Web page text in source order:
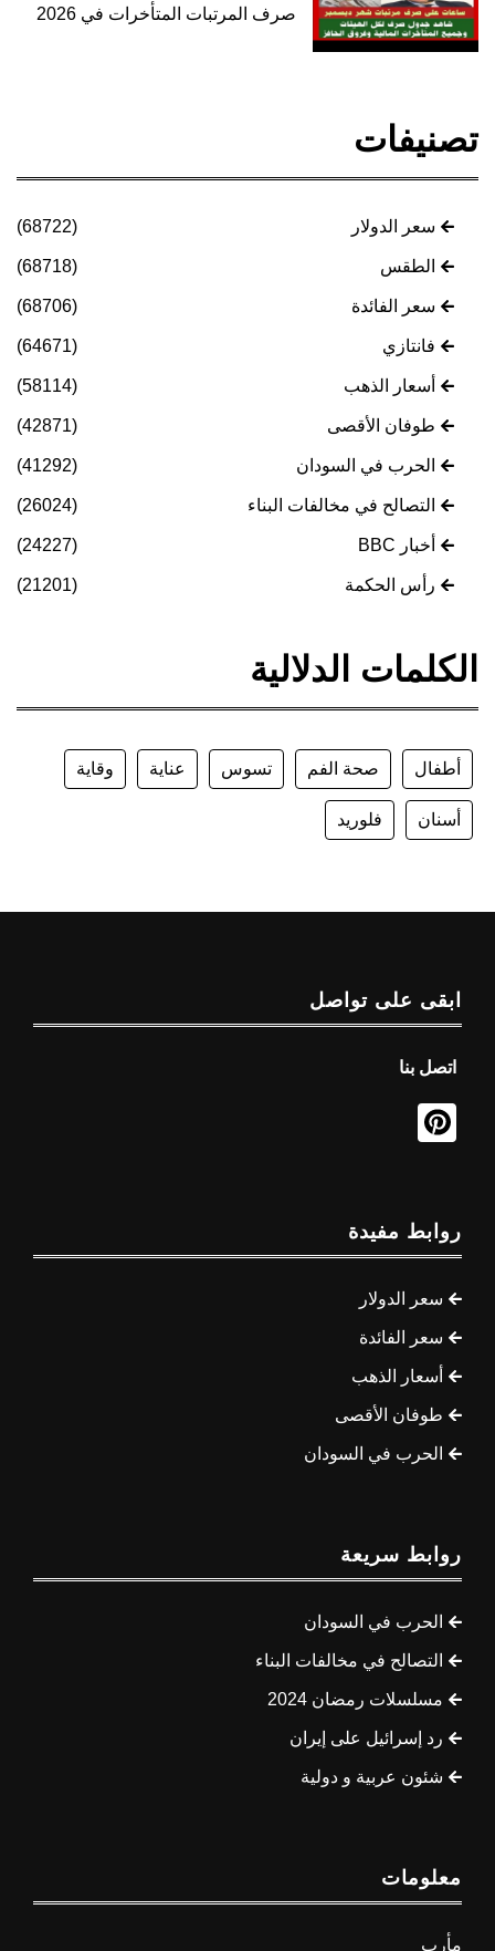
صرف المرتبات المتأخرات في 2026
تصنيفات
سعر الدولار (68722)
الطقس (68718)
سعر الفائدة (68706)
فانتازي (64671)
أسعار الذهب (58114)
طوفان الأقصى (42871)
الحرب في السودان (41292)
التصالح في مخالفات البناء (26024)
أخبار BBC (24227)
رأس الحكمة (21201)
الكلمات الدلالية
أطفال صحة الفم تسوس عناية وقاية
أسنان فلوريد
ابقى على تواصل
اتصل بنا
روابط مفيدة
سعر الدولار
سعر الفائدة
أسعار الذهب
طوفان الأقصى
الحرب في السودان
روابط سريعة
الحرب في السودان
التصالح في مخالفات البناء
مسلسلات رمضان 2024
رد إسرائيل على إيران
شئون عربية و دولية
معلومات
مأرب